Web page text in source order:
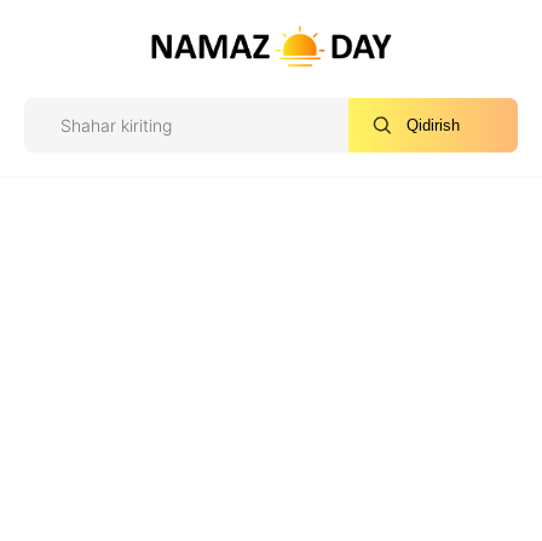
Qidirish